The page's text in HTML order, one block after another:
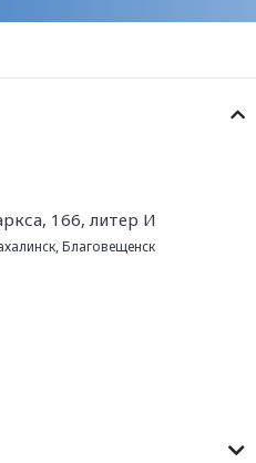
166, литер И
,Благовещенск